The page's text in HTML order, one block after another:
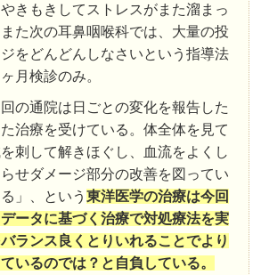
きもきしてストレスがまた溜まっ
た次の耳鼻咽喉科では、大量の投
をどんどんしなさいという指導法
月検診のみ。
の通院は日ごとの変化を報告した
治療を受けている。体全体を見て
刺して解きほぐし、血流をよくし
せダメージ部分の改善を図ってい
」、という東洋医学の治療は今回
ータに基づく治療で対処療法を実
ランス良くとりいれることでより
いるのでは？と自負している。